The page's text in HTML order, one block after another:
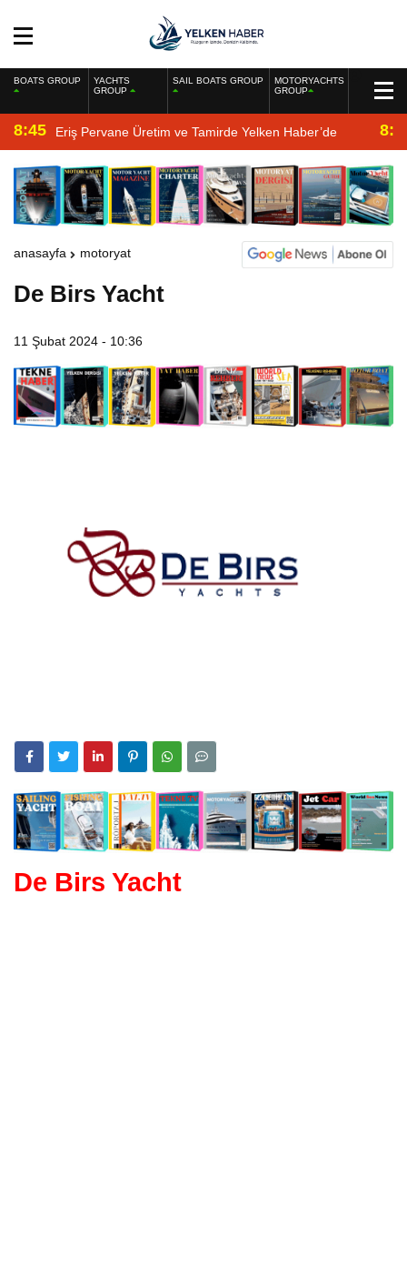
BOATS GROUP
YACHTS
GROUP
SAIL BOATS GROUP
MOTORYACHTS
GROUP
8:45 Eriş Pervane Üretim ve Tamirde Yelken Haber’de
anasayfa motoryat
De Birs Yacht
11 Şubat 2024 - 10:36
De Birs Yacht